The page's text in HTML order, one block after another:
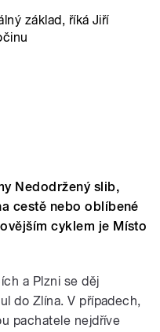
základ, říká Jiří
Nedodržený slib,
cestě nebo oblíbené
cyklem je Místo
a Plzni se děj
do Zlína. V případech,
pachatele nejdříve